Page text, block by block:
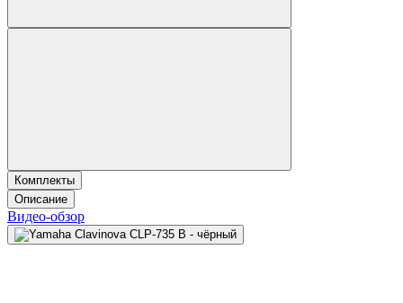
Комплекты
Описание
Видео-обзор